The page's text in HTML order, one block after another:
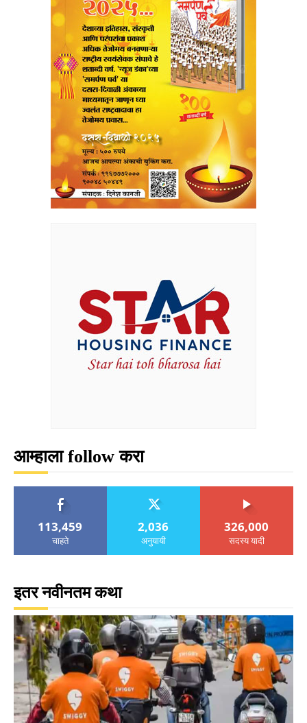
आम्हाला follow करा
113,459
चाहते
2,036
अनुयायी
326,000
सदस्य यादी
इतर नवीनतम कथा